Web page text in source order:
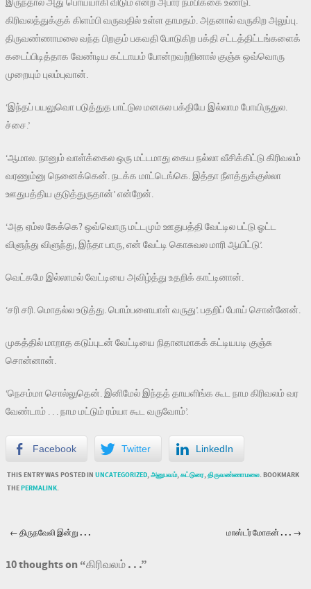
இருந்தால் அது பொய்யாகி விடும் என்ற அபார நம்பிக்கை உண்டு.
கிரிவலத்துக்குக் கிளம்பி வருவதில் உள்ள தாமதம். அதனால் வருகிற அலுப்பு.
திருவண்ணாமலை வந்த பிறகும் பகவதி போடுகிற பக்தி சட்டத்திட்டங்களைக்
கடைப்பிடித்தாக வேண்டிய கட்டாயம் போன்றவற்றினால் குஞ்சு ஒவ்வொரு
முறையும் புலம்புவான்.
‘இந்தப் பயலுவொ படுத்துத பாட்டுல மனசுல பக்தியே இல்லாம போயிருதுல.
ச்சை.’
‘ஆமால. நானும் வாள்க்கைல ஒரு மட்டமாது கைய நல்லா வீசிக்கிட்டு கிரிவலம்
வரணும்னு நெனைக்கென். நடக்க மாட்டெங்கெ. இத்தா நீளத்துக்குல்லா
ஊதுபத்திய குடுத்துருதான்’ என்றேன்.
‘அத ஏம்ல கேக்கெ? ஒவ்வொரு மட்டமும் ஊதுபத்தி வேட்டில பட்டு ஓட்ட
விளுந்து விளுந்து, இந்தா பாரு, என் வேட்டி கொசுவல மாரி ஆயிட்டு’.
வெட்கமே இல்லாமல் வேட்டியை அவிழ்த்து உதறிக் காட்டினான்.
‘சரி சரி. மொதல்ல உடுத்து. பொம்பளையாள் வருது’. பதறிப் போய் சொன்னேன்.
முகத்தில் மாறாத கடுப்புடன் வேட்டியை நிதானமாகக் கட்டியபடி குஞ்சு
சொன்னான்.
‘நெசம்மா சொல்லுதென். இனிமேல் இந்தத் தாயளிங்க கூட நாம கிரிவலம் வர
வேண்டாம் . . . நாம மட்டும் ரம்யா கூட வருவோம்’.
Facebook Twitter LinkedIn
THIS ENTRY WAS POSTED IN UNCATEGORIZED,அனுபவம்,கட்டுரை,திருவண்ணாமலை. BOOKMARK
THEPERMALINK.
Post navigation
←திருநவேலி இன்று . . . மாஸ்டர் மோகன் . . . →
10 thoughts on “கிரிவலம் . . .”